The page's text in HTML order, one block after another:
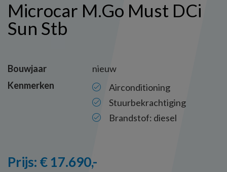
Microcar M.Go Must DCi
Sun Stb
Bouwjaar
nieuw
Kenmerken
Airconditioning
Stuurbekrachtiging
Brandstof: diesel
Prijs: € 17.690,-